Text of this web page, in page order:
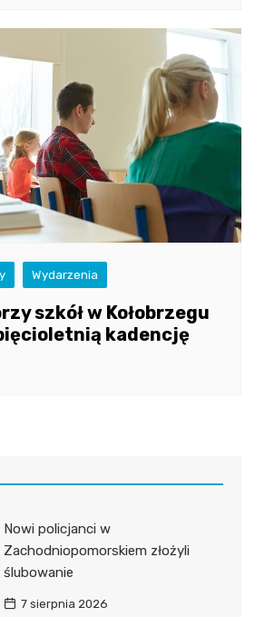
Wydarzenia
szkół w Kołobrzegu
kadencję
Nowi policjanci w
Zachodniopomorskiem złożyli
ślubowanie
7 sierpnia 2026